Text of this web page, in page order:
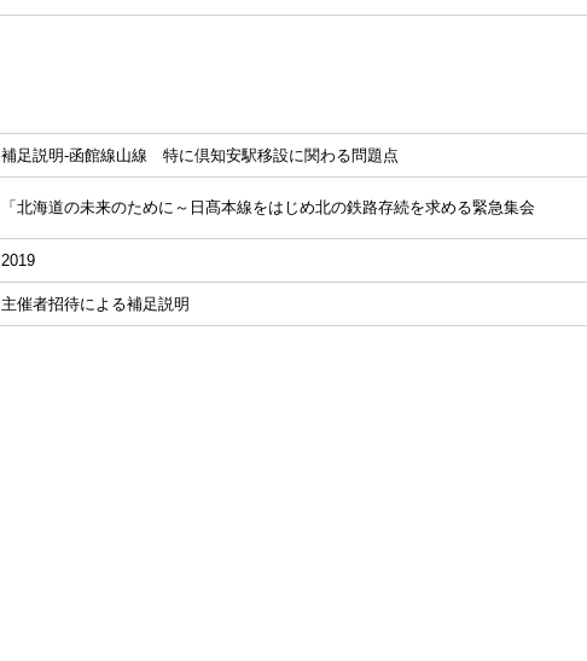
補足説明-函館線山線 特に倶知安駅移設に関わる問題点
「北海道の未来のために～日髙本線をはじめ北の鉄路存続を求める緊急集会
2019
主催者招待による補足説明